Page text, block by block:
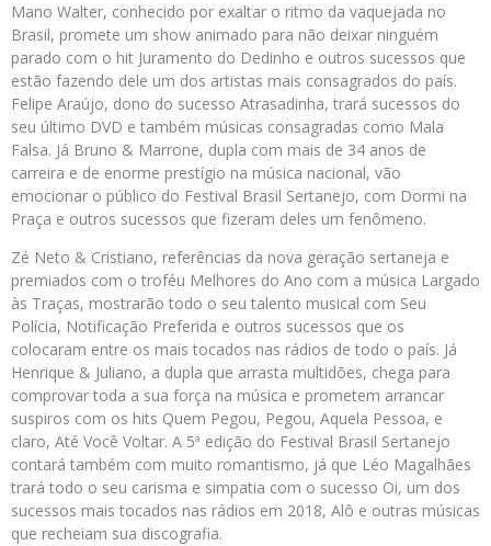
Mano Walter, conhecido por exaltar o ritmo da vaquejada no
Brasil, promete um show animado para não deixar ninguém
parado com o hit Juramento do Dedinho e outros sucessos que
estão fazendo dele um dos artistas mais consagrados do país.
Felipe Araújo, dono do sucesso Atrasadinha, trará sucessos do
seu último DVD e também músicas consagradas como Mala
Falsa. Já Bruno & Marrone, dupla com mais de 34 anos de
carreira e de enorme prestígio na música nacional, vão
emocionar o público do Festival Brasil Sertanejo, com Dormi na
Praça e outros sucessos que fizeram deles um fenômeno.
Zé Neto & Cristiano, referências da nova geração sertaneja e
premiados com o troféu Melhores do Ano com a música Largado
às Traças, mostrarão todo o seu talento musical com Seu
Polícia, Notificação Preferida e outros sucessos que os
colocaram entre os mais tocados nas rádios de todo o país. Já
Henrique & Juliano, a dupla que arrasta multidões, chega para
comprovar toda a sua força na música e prometem arrancar
suspiros com os hits Quem Pegou, Pegou, Aquela Pessoa, e
claro, Até Você Voltar. A 5ª edição do Festival Brasil Sertanejo
contará também com muito romantismo, já que Léo Magalhães
trará todo o seu carisma e simpatia com o sucesso Oi, um dos
sucessos mais tocados nas rádios em 2018, Alô e outras músicas
que recheiam sua discografia.